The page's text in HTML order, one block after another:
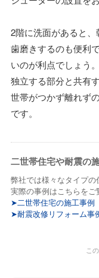
2階に洗面があると
歯磨きするのも便利
いのが利点でしょう。
独立する部分と共有
世帯がつかず離れず
です。
二世帯住宅や耐震の
弊社では様々なタイプの
実際の事例はこちらをご
➤二世帯住宅の施工事例
➤耐震改修リフォーム事
こ